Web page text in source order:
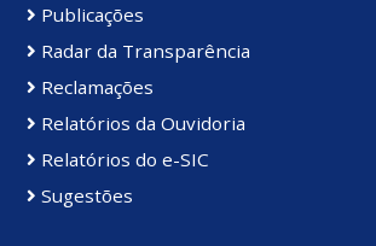
Publicações
Radar da Transparência
Reclamações
Relatórios da Ouvidoria
Relatórios do e-SIC
Sugestões